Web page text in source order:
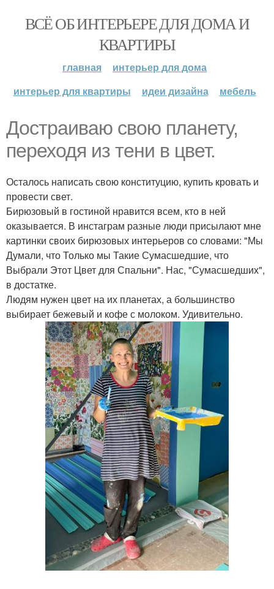
ВСЁ ОБ ИНТЕРЬЕРЕ ДЛЯ ДОМА И
КВАРТИРЫ
главная
интерьер для дома
интерьер для квартиры
идеи дизайна мебель
Достраиваю свою планету,
переходя из тени в цвет.
Осталось написать свою конституцию, купить кровать и
провести свет.
Бирюзовый в гостиной нравится всем, кто в ней
оказывается. В инстаграм разные люди присылают мне
картинки своих бирюзовых интерьеров со словами: "Мы
Думали, что Только мы Такие Сумасшедшие, что
Выбрали Этот Цвет для Спальни". Нас, "Сумасшедших",
в достатке.
Людям нужен цвет на их планетах, а большинство
выбирает бежевый и кофе с молоком. Удивительно.